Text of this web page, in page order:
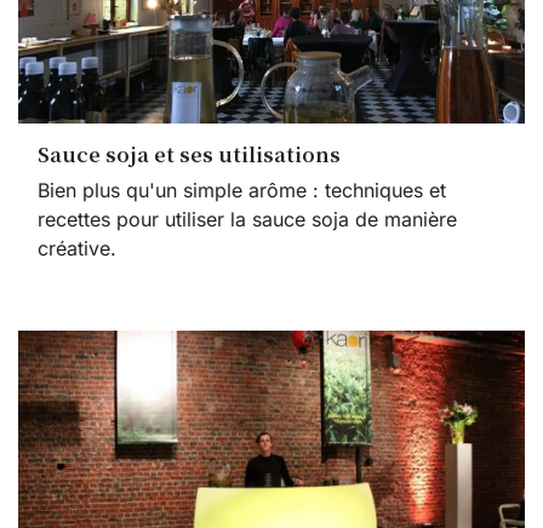
Sauce soja et ses utilisations
Bien plus qu'un simple arôme : techniques et
recettes pour utiliser la sauce soja de manière
créative.